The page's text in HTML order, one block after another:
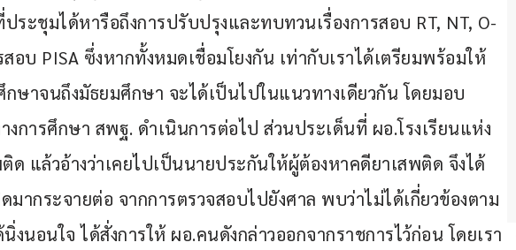
ะชุมได้หารือถึงการปรับปรุงและทบทวนเรื่องการสอบ RT, NT, O-
สอบ PISA ซึ่งหากทั้งหมดเชื่อมโยงกัน เท่ากับเราได้เตรียมพร้อมให้
ษาจนถึงมัธยมศึกษา จะได้เป็นไปในแนวทางเดียวกัน โดยมอบ
การศึกษา สพฐ. ดำเนินการต่อไป ส่วนประเด็นที่ ผอ.โรงเรียนแห่ง
แล้วอ้างว่าเคยไปเป็นนายประกันให้ผู้ต้องหาคดียาเสพติด จึงได้
ากระจายต่อ จากการตรวจสอบไปยังศาล พบว่าไม่ได้เกี่ยวข้องตาม
งนอนใจ ได้สั่งการให้ ผอ.คนดังกล่าวออกจากราชการไว้ก่อน โดยเรา